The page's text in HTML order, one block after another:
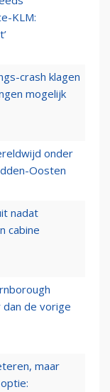
KLM:
crash klagen
mogelijk
onder
Oosten
nadat
cabine
de vorige
maar